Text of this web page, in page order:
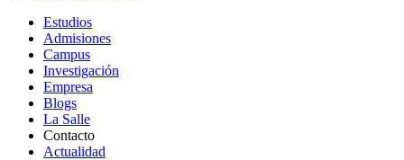
Estudios
Admisiones
Campus
Investigación
Empresa
Blogs
La Salle
Contacto
Actualidad